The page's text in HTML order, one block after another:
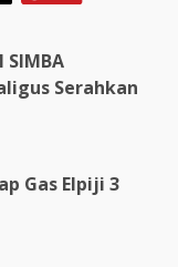
SIMBA
Serahkan
Gas Elpiji 3